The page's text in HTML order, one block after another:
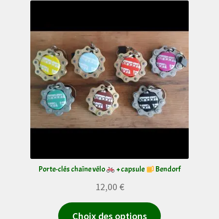
choisies
sur
la
page
du
produit
Porte-clés chaîne vélo + capsule Bendorf
12,00 €
Choix des options
Ce